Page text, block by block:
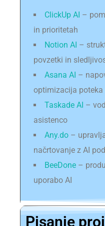
ClickUp AI –
in prioritetah
Notion AI –
povzetki in
Asana AI –
optimizacija poteka
Taskade AI –
asistenco
Any.do –
načrtovanje z AI
BeeDone –
uporabo AI
Pisanje